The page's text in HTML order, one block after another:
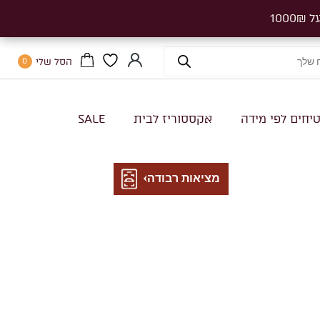
הסל שלי 0
לפי מידה אקססוריז לבית SALE
מציאות רבודה